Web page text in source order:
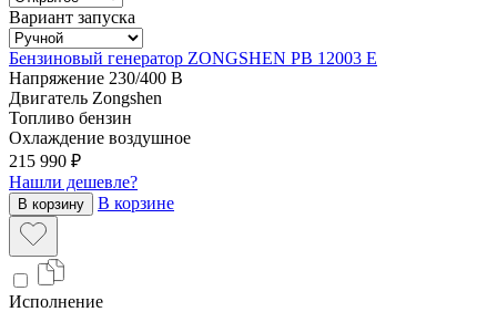
Вариант запуска
Бензиновый генератор ZONGSHEN PB 12003 E
Напряжение 230/400 В
Двигатель Zongshen
Топливо бензин
Охлаждение воздушное
215 990 ₽
Нашли дешевле?
В корзину В корзине
Исполнение